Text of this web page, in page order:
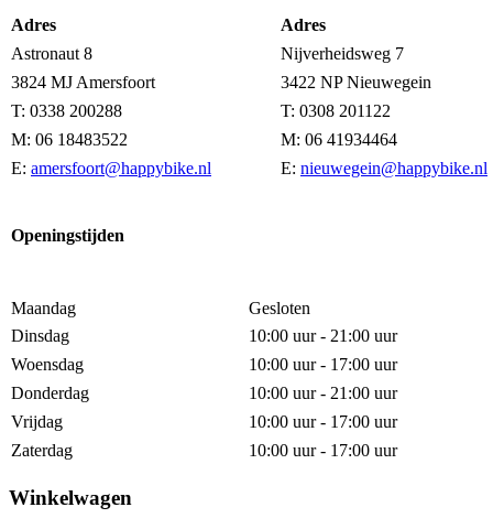
Adres
Adres
Astronaut 8
Nijverheidsweg 7
3824 MJ Amersfoort
3422 NP Nieuwegein
T: 0338 200288
T: 0308 201122
M: 06 18483522
M: 06 41934464
E: amersfoort@happybike.nl E: nieuwegein@happybike.nl
Openingstijden
Maandag
Gesloten
Dinsdag
10:00 uur - 21:00 uur
Woensdag
10:00 uur - 17:00 uur
Donderdag
10:00 uur - 21:00 uur
Vrijdag
10:00 uur - 17:00 uur
Zaterdag
10:00 uur - 17:00 uur
Winkelwagen